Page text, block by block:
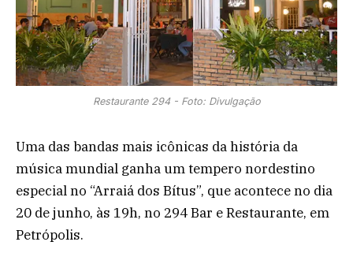
Restaurante 294 - Foto: Divulgação
Uma das bandas mais icônicas da história da
música mundial ganha um tempero nordestino
especial no “Arraiá dos Bítus”, que acontece no dia
20 de junho, às 19h, no 294 Bar e Restaurante, em
Petrópolis.